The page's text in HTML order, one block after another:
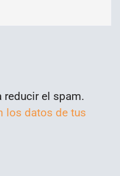
reducir el spam.
los datos de tus